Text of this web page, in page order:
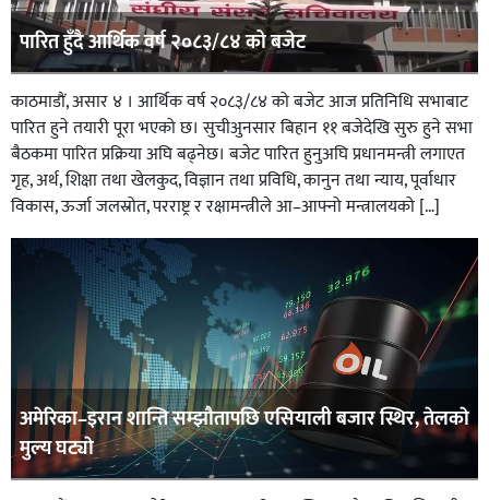
पारित हुँदै आर्थिक वर्ष २०८३/८४ को बजेट
काठमाडाैं, असार ४ । आर्थिक वर्ष २०८३/८४ को बजेट आज प्रतिनिधि सभाबाट
पारित हुने तयारी पूरा भएको छ। सुचीअुनसार बिहान ११ बजेदेखि सुरु हुने सभा
बैठकमा पारित प्रक्रिया अघि बढ्नेछ। बजेट पारित हुनुअघि प्रधानमन्त्री लगाएत
गृह, अर्थ, शिक्षा तथा खेलकुद, विज्ञान तथा प्रविधि, कानुन तथा न्याय, पूर्वाधार
विकास, ऊर्जा जलस्रोत, परराष्ट्र र रक्षामन्त्रीले आ–आफ्नो मन्त्रालयको […]
अमेरिका–इरान शान्ति सम्झौतापछि एसियाली बजार स्थिर, तेलकाे
मुल्य घट्याे